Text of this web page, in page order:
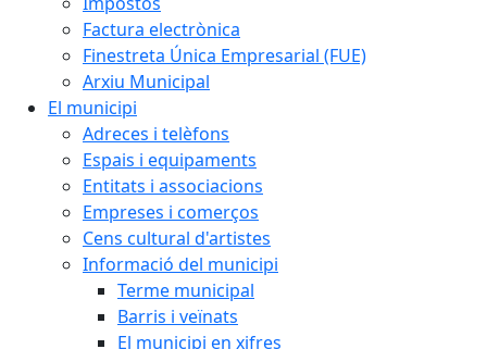
Factura electrònica
Finestreta Única Empresarial (FUE)
Arxiu Municipal
El municipi
Adreces i telèfons
Espais i equipaments
Entitats i associacions
Empreses i comerços
Cens cultural d'artistes
Informació del municipi
Terme municipal
Barris i veïnats
El municipi en xifres